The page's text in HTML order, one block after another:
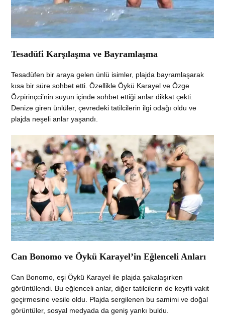
Tesadüfi Karşılaşma ve Bayramlaşma
Tesadüfen bir araya gelen ünlü isimler, plajda bayramlaşarak
kısa bir süre sohbet etti. Özellikle Öykü Karayel ve Özge
Özpirinçci’nin suyun içinde sohbet ettiği anlar dikkat çekti.
Denize giren ünlüler, çevredeki tatilcilerin ilgi odağı oldu ve
plajda neşeli anlar yaşandı.
Can Bonomo ve Öykü Karayel’in Eğlenceli Anları
Can Bonomo, eşi Öykü Karayel ile plajda şakalaşırken
görüntülendi. Bu eğlenceli anlar, diğer tatilcilerin de keyifli vakit
geçirmesine vesile oldu. Plajda sergilenen bu samimi ve doğal
görüntüler, sosyal medyada da geniş yankı buldu.